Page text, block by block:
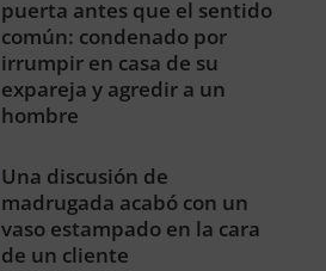
puerta antes que el sentido
común: condenado por
irrumpir en casa de su
expareja y agredir a un
hombre
Una discusión de
madrugada acabó con un
vaso estampado en la cara
de un cliente